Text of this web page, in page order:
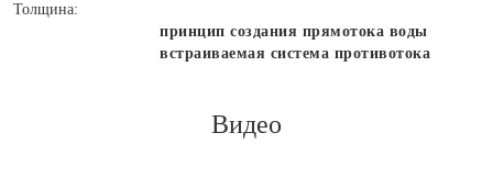
Толщина:
принцип создания прямотока воды
встраиваемая система противотока
Видео